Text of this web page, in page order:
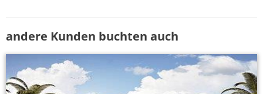
andere Kunden buchten auch